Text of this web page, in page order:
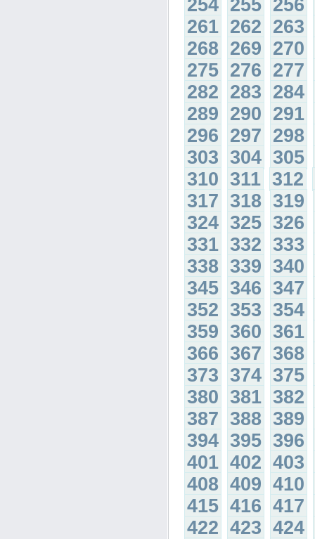
254 255 256
261 262 263
268 269 270
275 276 277
282 283 284
289 290 291
296 297 298
303 304 305
310 311 312
317 318 319
324 325 326
331 332 333
338 339 340
345 346 347
352 353 354
359 360 361
366 367 368
373 374 375
380 381 382
387 388 389
394 395 396
401 402 403
408 409 410
415 416 417
422 423 424